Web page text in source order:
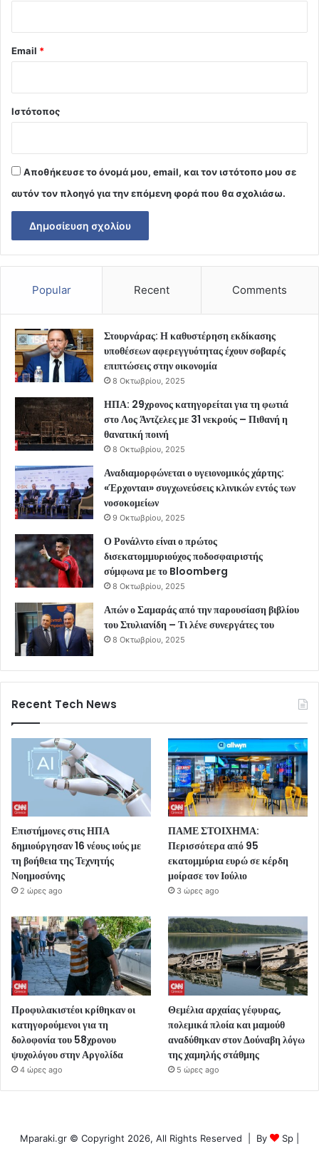
Email *
Ιστότοπος
Αποθήκευσε το όνομά μου, email, και τον ιστότοπο μου σε
αυτόν τον πλοηγό για την επόμενη φορά που θα σχολιάσω.
Popular Recent Comments
Στουρνάρας: Η καθυστέρηση εκδίκασης
υποθέσεων αφερεγγυότητας έχουν σοβαρές
επιπτώσεις στην οικονομία
8 Οκτωβρίου, 2025
ΗΠΑ: 29χρονος κατηγορείται για τη φωτιά
στο Λος Άντζελες με 31 νεκρούς – Πιθανή η
θανατική ποινή
8 Οκτωβρίου, 2025
Αναδιαμορφώνεται ο υγειονομικός χάρτης:
«Έρχονται» συγχωνεύσεις κλινικών εντός των
νοσοκομείων
9 Οκτωβρίου, 2025
Ο Ρονάλντο είναι ο πρώτος
δισεκατομμυριούχος ποδοσφαιριστής
σύμφωνα με το Bloomberg
8 Οκτωβρίου, 2025
Απών ο Σαμαράς από την παρουσίαση βιβλίου
του Στυλιανίδη – Τι λένε συνεργάτες του
8 Οκτωβρίου, 2025
Recent Tech News
Επιστήμονες στις ΗΠΑ
δημιούργησαν 16 νέους ιούς με
τη βοήθεια της Τεχνητής
Νοημοσύνης
2 ώρες ago
ΠΑΜΕ ΣΤΟΙΧΗΜΑ:
Περισσότερα από 95
εκατομμύρια ευρώ σε κέρδη
μοίρασε τον Ιούλιο
3 ώρες ago
Προφυλακιστέοι κρίθηκαν οι
κατηγορούμενοι για τη
δολοφονία του 58χρονου
ψυχολόγου στην Αργολίδα
4 ώρες ago
Θεμέλια αρχαίας γέφυρας,
πολεμικά πλοία και μαμούθ
αναδύθηκαν στον Δούναβη λόγω
της χαμηλής στάθμης
5 ώρες ago
Mparaki.gr © Copyright 2026, All Rights Reserved | By Sp